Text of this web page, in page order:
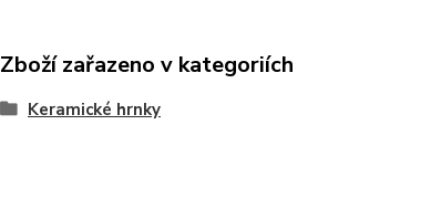
Zboží zařazeno v kategoriích
Keramické hrnky